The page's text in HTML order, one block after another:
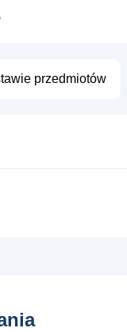
przedmiotów